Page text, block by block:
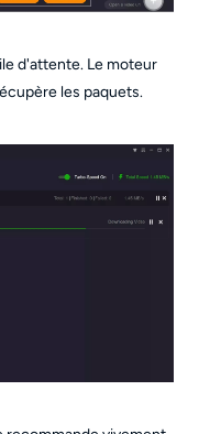
d'attente. Le moteur
les paquets.